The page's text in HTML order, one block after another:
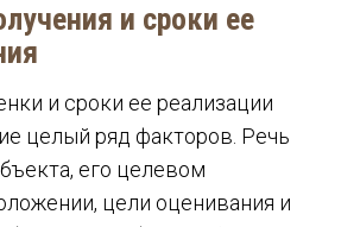
и сроки ее
и сроки ее реализации
целый ряд факторов. Речь
его целевом
цели оценивания и